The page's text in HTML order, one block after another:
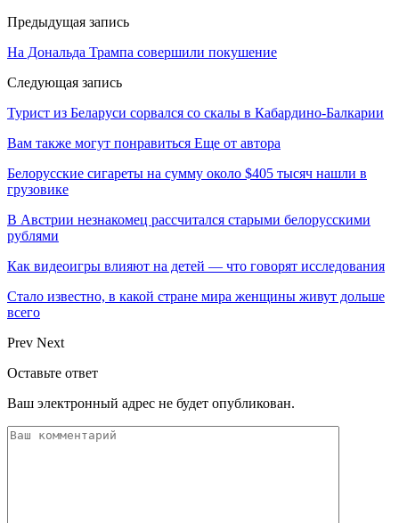
Предыдущая запись
На Дональда Трампа совершили покушение
Следующая запись
Турист из Беларуси сорвался со скалы в Кабардино-Балкарии
Вам также могут понравиться Еще от автора
Белорусские сигареты на сумму около $405 тысяч нашли в
грузовике
В Австрии незнакомец рассчитался старыми белорусскими
рублями
Как видеоигры влияют на детей — что говорят исследования
Стало известно, в какой стране мира женщины живут дольше
всего
Prev Next
Оставьте ответ
Ваш электронный адрес не будет опубликован.